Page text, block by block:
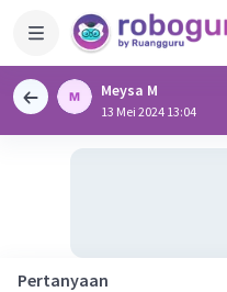
Meysa M
13 Mei 2024 13:04
Pertanyaan